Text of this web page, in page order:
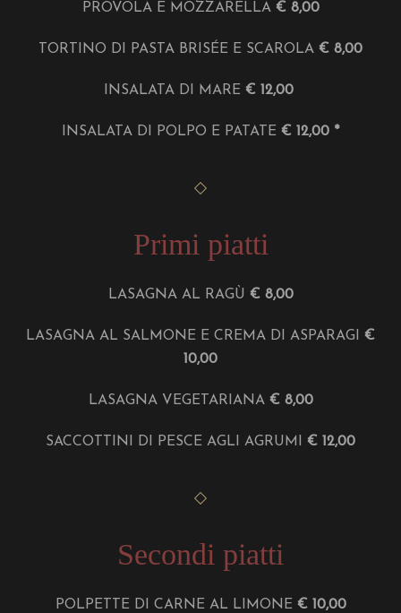
PROVOLA E MOZZARELLA € 8,00
TORTINO DI PASTA BRISÉE E SCAROLA € 8,00
INSALATA DI MARE € 12,00
INSALATA DI POLPO E PATATE € 12,00 *
Primi piatti
LASAGNA AL RAGÙ € 8,00
LASAGNA AL SALMONE E CREMA DI ASPARAGI €
10,00
LASAGNA VEGETARIANA € 8,00
SACCOTTINI DI PESCE AGLI AGRUMI € 12,00
Secondi piatti
POLPETTE DI CARNE AL LIMONE € 10,00